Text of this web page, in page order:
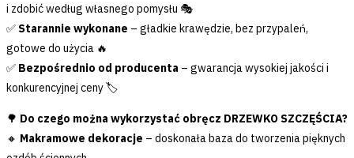
i zdobić według własnego pomysłu 🎭
✅ Starannie wykonane – gładkie krawędzie, bez przypaleń,
gotowe do użycia 🔥
✅ Bezpośrednio od producenta – gwarancja wysokiej jakości i
konkurencyjnej ceny 🏷
🌳 Do czego można wykorzystać obręcz DRZEWKO SZCZĘŚCIA?
🔸 Makramowe dekoracje – doskonała baza do tworzenia pięknych